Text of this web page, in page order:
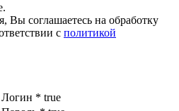
Вы соглашаетесь на обработку
с политикой
Логин * true